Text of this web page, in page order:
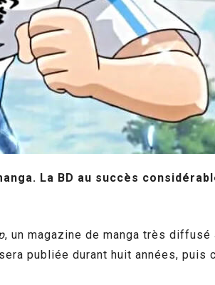
La BD au succès
, un magazine de manga très
publiée durant huit années, puis